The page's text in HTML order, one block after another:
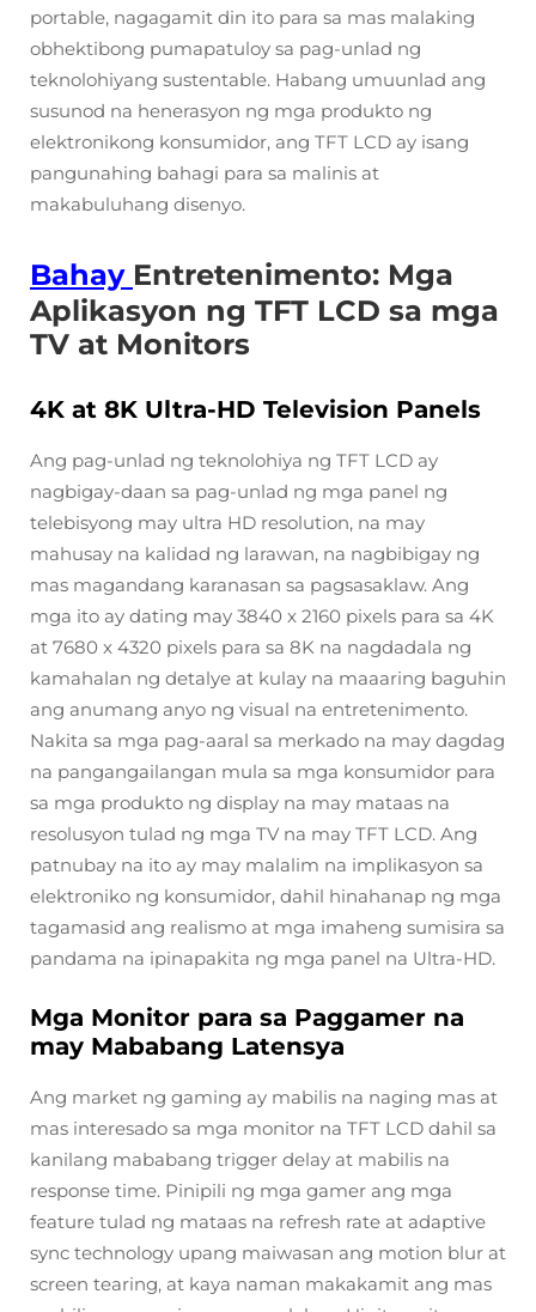
portable, nagagamit din ito para sa mas malaking
obhektibong pumapatuloy sa pag-unlad ng
teknolohiyang sustentable. Habang umuunlad ang
susunod na henerasyon ng mga produkto ng
elektronikong konsumidor, ang TFT LCD ay isang
pangunahing bahagi para sa malinis at
makabuluhang disenyo.
Bahay Entretenimento: Mga
Aplikasyon ng TFT LCD sa mga
TV at Monitors
4K at 8K Ultra-HD Television Panels
Ang pag-unlad ng teknolohiya ng TFT LCD ay
nagbigay-daan sa pag-unlad ng mga panel ng
telebisyong may ultra HD resolution, na may
mahusay na kalidad ng larawan, na nagbibigay ng
mas magandang karanasan sa pagsasaklaw. Ang
mga ito ay dating may 3840 x 2160 pixels para sa 4K
at 7680 x 4320 pixels para sa 8K na nagdadala ng
kamahalan ng detalye at kulay na maaaring baguhin
ang anumang anyo ng visual na entretenimento.
Nakita sa mga pag-aaral sa merkado na may dagdag
na pangangailangan mula sa mga konsumidor para
sa mga produkto ng display na may mataas na
resolusyon tulad ng mga TV na may TFT LCD. Ang
patnubay na ito ay may malalim na implikasyon sa
elektroniko ng konsumidor, dahil hinahanap ng mga
tagamasid ang realismo at mga imaheng sumisira sa
pandama na ipinapakita ng mga panel na Ultra-HD.
Mga Monitor para sa Paggamer na
may Mababang Latensya
Ang market ng gaming ay mabilis na naging mas at
mas interesado sa mga monitor na TFT LCD dahil sa
kanilang mababang trigger delay at mabilis na
response time. Pinipili ng mga gamer ang mga
feature tulad ng mataas na refresh rate at adaptive
sync technology upang maiwasan ang motion blur at
screen tearing, at kaya naman makakamit ang mas